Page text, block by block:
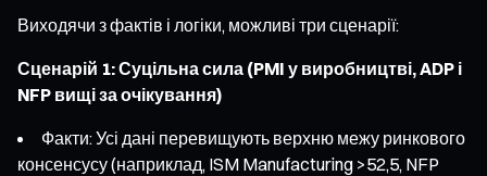
Виходячи з фактів і логіки, можливі три сценарії:
Сценарій 1: Суцільна сила (PMI у виробництві, ADP і
NFP вищі за очікування)
Факти: Усі дані перевищують верхню межу ринкового
консенсусу (наприклад, ISM Manufacturing >52,5, NFP